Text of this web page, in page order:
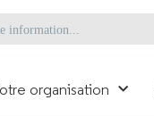
organisation